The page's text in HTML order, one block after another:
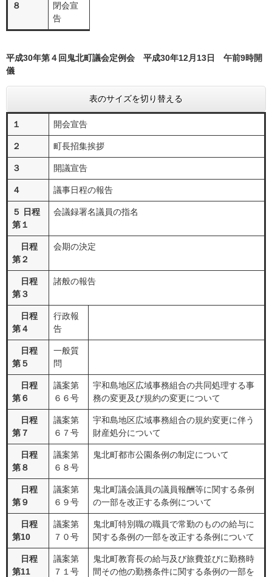
８
閉会宣
告
平成30年第４回鬼北町議会定例会 平成30年12月13日 午前9時開
儀
表のサイズを切り替える
１ 開会宣告
２ 町長招集挨拶
３ 開議宣告
４ 議事日程の報告
５ 日程
第１
会議録署名議員の指名
日程
第２
会期の決定
日程
第３
諸般の報告
日程
第４
行政報
告
日程
第５
一般質
問
日程
第６
議案第
６６号
宇和島地区広域事務組合の共同処理する事
務の変更及び規約の変更について
日程
第７
議案第
６７号
宇和島地区広域事務組合の規約変更に伴う
財産処分について
日程
第８
議案第
６８号
鬼北町都市公園条例の制定について
日程
第９
議案第
６９号
鬼北町議会議員の議員報酬等に関する条例
の一部を改正する条例について
日程
第10
議案第
７０号
鬼北町特別職の職員で常勤のものの給与に
関する条例の一部を改正する条例について
日程
第11
議案第
７１号
鬼北町教育長の給与及び旅費並びに勤務時
間その他の勤務条件に関する条例の一部を